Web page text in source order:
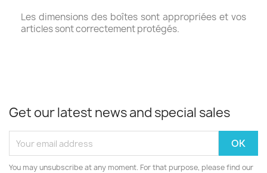
Les dimensions des boîtes sont appropriées et vos
articles sont correctement protégés.
Get our latest news and special sales
You may unsubscribe at any moment. For that purpose, please find our